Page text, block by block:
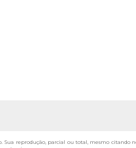
Sua reprodução, parcial ou total, mesmo citando